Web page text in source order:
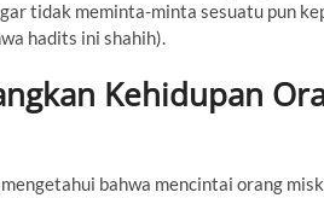
tidak meminta-minta sesuatu pun
hadits ini shahih).
Kehidupan
bahwa mencintai orang